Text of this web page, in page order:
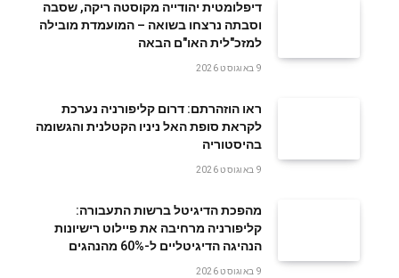
דיפלומטית יהודייה מקוסטה ריקה, שסבה
וסבתה נרצחו בשואה – המועמדת מובילה
למזכ"לית האו"ם הבאה
9 באוגוסט 2026
ראו הוזהרתם: דרום קליפורניה נערכת
לקראת סופת האל ניניו הקטלנית והגשומה
בהיסטוריה
9 באוגוסט 2026
מהפכת הדיגיטל ברשות התעבורה:
קליפורניה מרחיבה את פיילוט רישיונות
הנהיגה הדיגיטליים ל-60% מהנהגים
9 באוגוסט 2026